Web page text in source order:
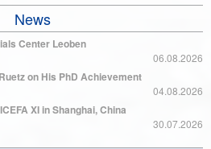
News
Center Leoben
06.08.2026
on His PhD Achievement
04.08.2026
XI in Shanghai, China
30.07.2026